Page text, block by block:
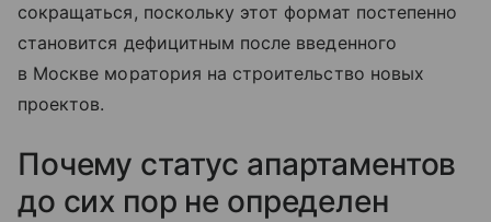
сокращаться, поскольку этот формат постепенно
становится дефицитным после введенного
в Москве моратория на строительство новых
проектов.
Почему статус апартаментов
до сих пор не определен